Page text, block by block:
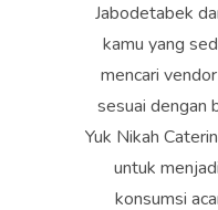
Jabodetabek
kamu yang
mencari
sesuai dengan
Yuk Nikah
untuk
konsumsi